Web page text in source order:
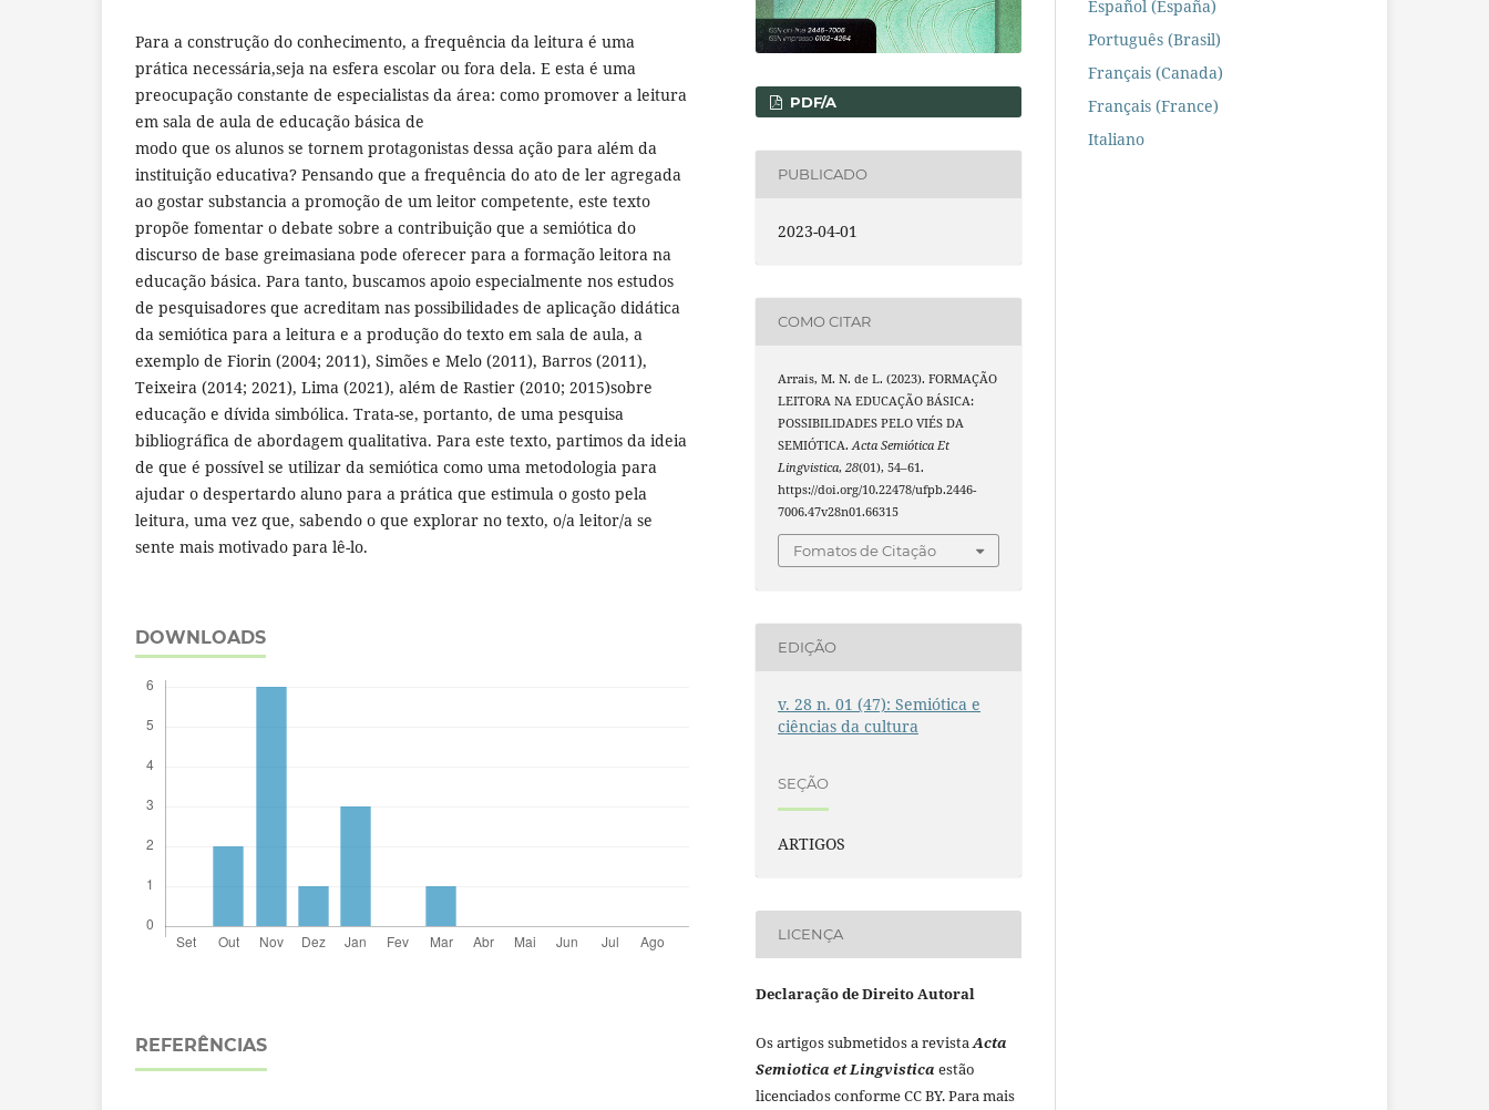
Para a construção do conhecimento, a frequência da leitura é uma
prática necessária,seja na esfera escolar ou fora dela. E esta é uma
preocupação constante de especialistas da área: como promover a leitura
em sala de aula de educação básica de
modo que os alunos se tornem protagonistas dessa ação para além da
instituição educativa? Pensando que a frequência do ato de ler agregada
ao gostar substancia a promoção de um leitor competente, este texto
propõe fomentar o debate sobre a contribuição que a semiótica do
discurso de base greimasiana pode oferecer para a formação leitora na
educação básica. Para tanto, buscamos apoio especialmente nos estudos
de pesquisadores que acreditam nas possibilidades de aplicação didática
da semiótica para a leitura e a produção do texto em sala de aula, a
exemplo de Fiorin (2004; 2011), Simões e Melo (2011), Barros (2011),
Teixeira (2014; 2021), Lima (2021), além de Rastier (2010; 2015)sobre
educação e dívida simbólica. Trata-se, portanto, de uma pesquisa
bibliográfica de abordagem qualitativa. Para este texto, partimos da ideia
de que é possível se utilizar da semiótica como uma metodologia para
ajudar o despertardo aluno para a prática que estimula o gosto pela
leitura, uma vez que, sabendo o que explorar no texto, o/a leitor/a se
sente mais motivado para lê-lo.
DOWNLOADS
REFERÊNCIAS
PDF/A
PUBLICADO
2023-04-01
COMO CITAR
Arrais, M. N. de L. (2023). FORMAÇÃO
LEITORA NA EDUCAÇÃO BÁSICA:
POSSIBILIDADES PELO VIÉS DA
SEMIÓTICA.Acta Semiótica Et
Lingvistica,28(01), 54–61.
https://doi.org/10.22478/ufpb.2446-
7006.47v28n01.66315
Fomatos de Citação
EDIÇÃO
v. 28 n. 01 (47): Semiótica e
ciências da cultura
SEÇÃO
ARTIGOS
LICENÇA
Declaração de Direito Autoral
Os artigos submetidos a revista Acta
Semiotica et Lingvistica estão
licenciados conforme CC BY. Para mais
Español (España)
Português (Brasil)
Français (Canada)
Français (France)
Italiano